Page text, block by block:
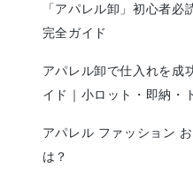
「アパレル卸」初心者
完全ガイド
アパレル卸で仕入れを成
イド｜小ロット・即納・
アパレル ファッション
は？